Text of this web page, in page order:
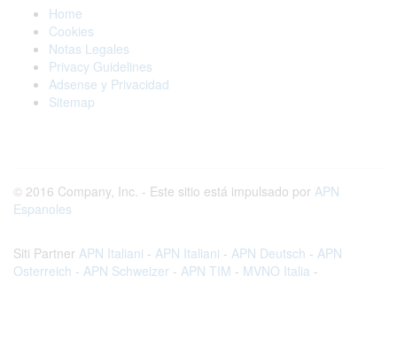
Home
Cookies
Notas Legales
Privacy Guidelines
Adsense y Privacidad
Sitemap
© 2016 Company, Inc. - Este sitio está impulsado por APN
Espanoles
Siti Partner APN Italiani - APN Italiani - APN Deutsch - APN
Osterreich - APN Schweizer - APN TIM - MVNO Italia -